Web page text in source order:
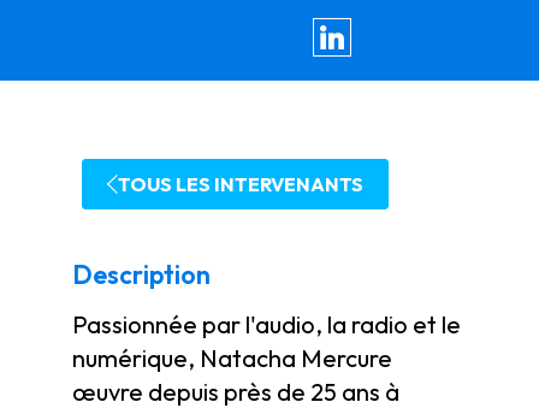
TOUS LES INTERVENANTS
Description
Passionnée par l'audio, la radio et le
numérique, Natacha Mercure
œuvre depuis près de 25 ans à